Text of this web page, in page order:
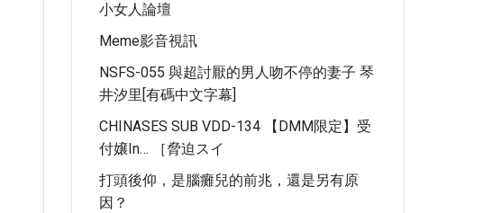
小女人論壇
Meme影音視訊
NSFS-055 與超討厭的男人吻不停的妻子 琴
井汐里[有碼中文字幕]
CHINASES SUB VDD-134 【DMM限定】受
付嬢in… ［脅迫スイ
打頭後仰，是腦癱兒的前兆，還是另有原
因？